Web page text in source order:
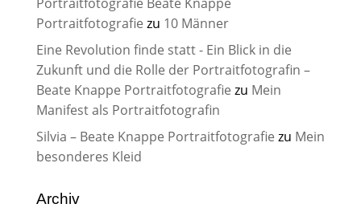
Portraitfotografie zu 10 Männer
Eine Revolution finde statt - Ein Blick in die
Zukunft und die Rolle der Portraitfotografin –
Beate Knappe Portraitfotografie zu Mein
Manifest als Portraitfotografin
Silvia – Beate Knappe Portraitfotografie zu Mein
besonderes Kleid
Archiv